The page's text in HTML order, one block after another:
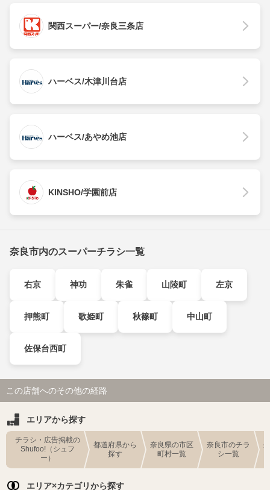
関西スーパー/奈良三条店
ハーベス/木津川台店
ハーベス/あやめ池店
KINSHO/学園前店
奈良市内のスーパーチラシ一覧
右京 神功 朱雀 山陵町 左京
押熊町 歌姫町 秋篠町 中山町
佐保台西町
この店舗へのその他の経路
エリアから探す
チラシ・広告掲載の
Shufoo!（シュフ
ー）
都道府県から
探す
奈良県の市区
町村一覧
奈良市のチラ
シ一覧
エリア×カテゴリから探す